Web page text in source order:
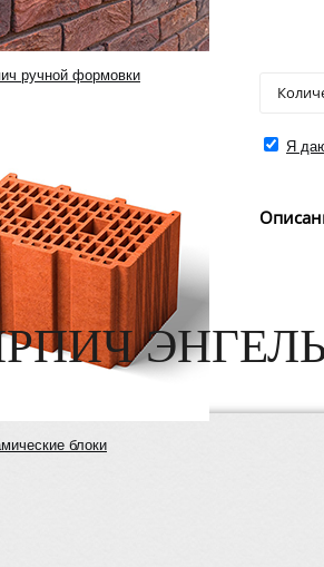
ручной формовки
блоки
Я